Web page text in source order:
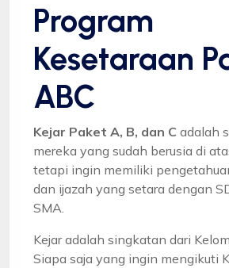
Program
Kesetaraan
ABC
Kejar Paket A, B, dan C adalah
mereka yang sudah berusia di
tetapi ingin memiliki
dan ijazah yang setara dengan
SMA.
Kejar adalah singkatan dari
Siapa saja yang ingin mengikuti